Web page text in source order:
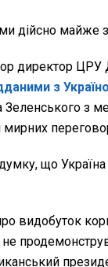
дійсно майже
директор
з
з
що
видобуток